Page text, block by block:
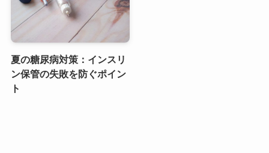
夏の糖尿病対策：インスリ
ン保管の失敗を防ぐポイン
ト